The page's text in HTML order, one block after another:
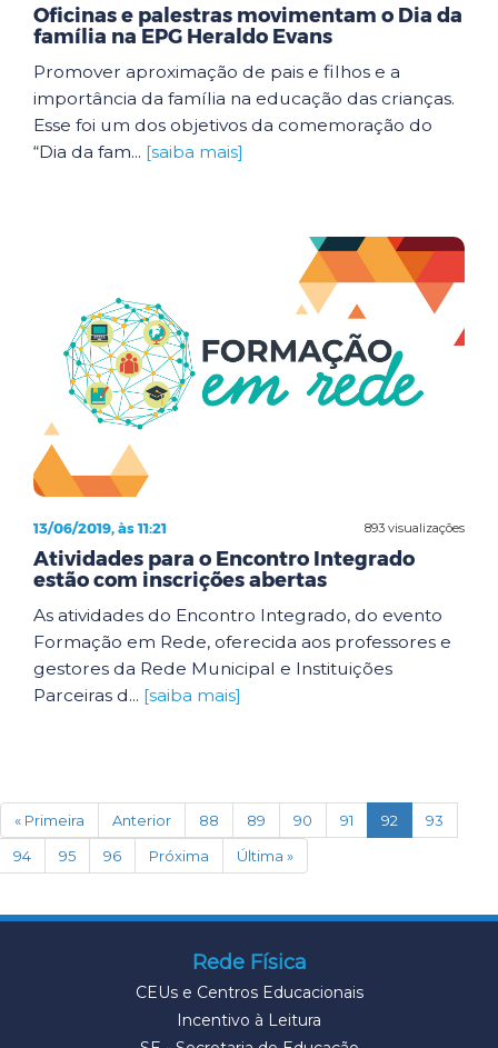
Oficinas e palestras movimentam o Dia da
família na EPG Heraldo Evans
Promover aproximação de pais e filhos e a
importância da família na educação das crianças.
Esse foi um dos objetivos da comemoração do
“Dia da fam... [saiba mais]
893 visualizações
13/06/2019, às 11:21
Atividades para o Encontro Integrado
estão com inscrições abertas
As atividades do Encontro Integrado, do evento
Formação em Rede, oferecida aos professores e
gestores da Rede Municipal e Instituições
Parceiras d... [saiba mais]
« Primeira Anterior 88 89 90 91 92 (current)
93
94
95 96 Próxima Última »
Rede Física
CEUs e Centros Educacionais
Incentivo à Leitura